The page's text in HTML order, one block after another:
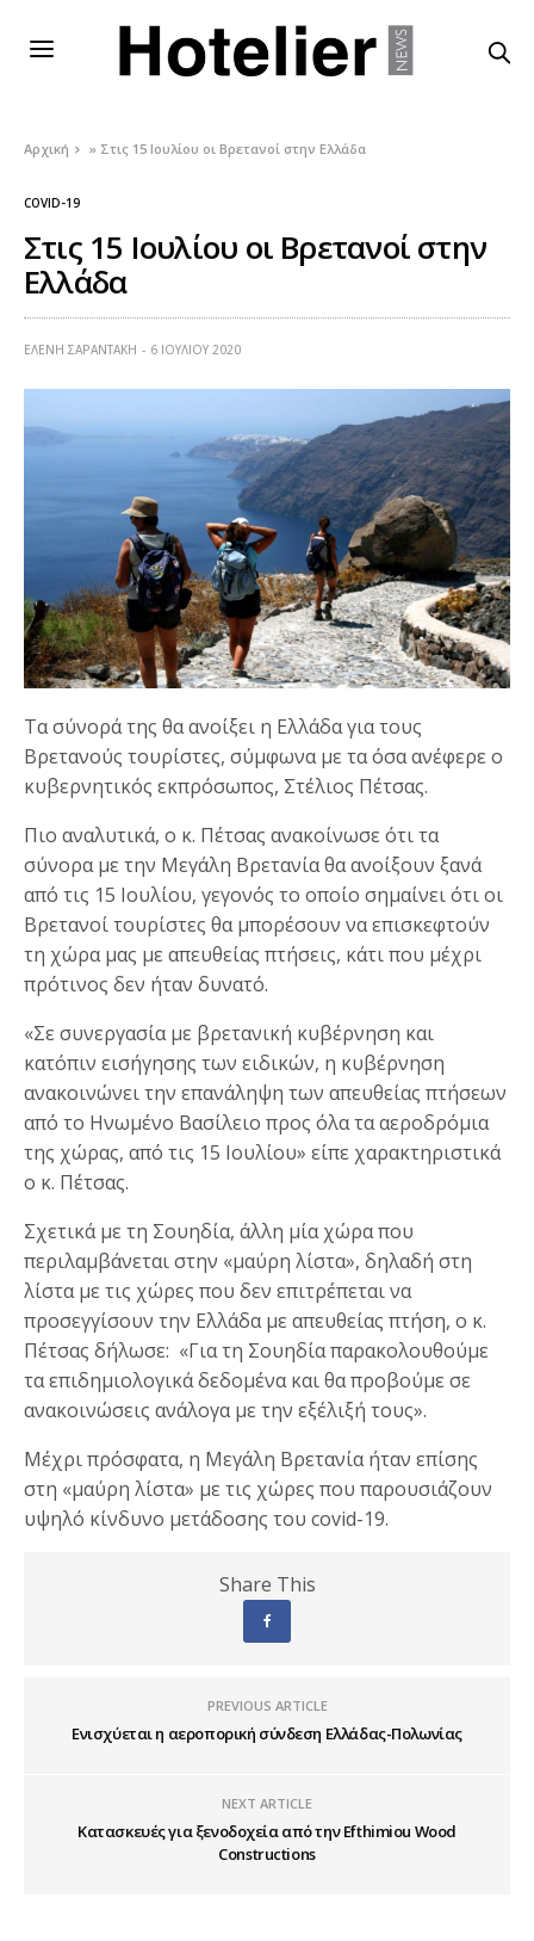
Αρχική » Στις 15 Ιουλίου οι Βρετανοί στην Ελλάδα
COVID-19
Στις 15 Ιουλίου οι Βρετανοί στην
Ελλάδα
ΕΛΕΝΗ ΣΑΡΑΝΤΑΚΗ 6 ΙΟΥΛΊΟΥ 2020
Τα σύνορά της θα ανοίξει η Ελλάδα για τους
Βρετανούς τουρίστες, σύμφωνα με τα όσα ανέφερε ο
κυβερνητικός εκπρόσωπος, Στέλιος Πέτσας.
Πιο αναλυτικά, ο κ. Πέτσας ανακοίνωσε ότι τα
σύνορα με την Μεγάλη Βρετανία θα ανοίξουν ξανά
από τις 15 Ιουλίου, γεγονός το οποίο σημαίνει ότι οι
Βρετανοί τουρίστες θα μπορέσουν να επισκεφτούν
τη χώρα μας με απευθείας πτήσεις, κάτι που μέχρι
πρότινος δεν ήταν δυνατό.
«Σε συνεργασία με βρετανική κυβέρνηση και
κατόπιν εισήγησης των ειδικών, η κυβέρνηση
ανακοινώνει την επανάληψη των απευθείας πτήσεων
από το Ηνωμένο Βασίλειο προς όλα τα αεροδρόμια
της χώρας, από τις 15 Ιουλίου» είπε χαρακτηριστικά
ο κ. Πέτσας.
Σχετικά με τη Σουηδία, άλλη μία χώρα που
περιλαμβάνεται στην «μαύρη λίστα», δηλαδή στη
λίστα με τις χώρες που δεν επιτρέπεται να
προσεγγίσουν την Ελλάδα με απευθείας πτήση, ο κ.
Πέτσας δήλωσε: «Για τη Σουηδία παρακολουθούμε
τα επιδημιολογικά δεδομένα και θα προβούμε σε
ανακοινώσεις ανάλογα με την εξέλιξή τους».
Μέχρι πρόσφατα, η Μεγάλη Βρετανία ήταν επίσης
στη «μαύρη λίστα» με τις χώρες που παρουσιάζουν
υψηλό κίνδυνο μετάδοσης του covid-19.
Share This
PREVIOUS ARTICLE
Ενισχύεται η αεροπορική σύνδεση Ελλάδας-Πολωνίας
NEXT ARTICLE
Κατασκευές για ξενοδοχεία από την Efthimiou Wood
Constructions